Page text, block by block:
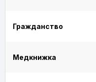
Гражданство
Медкнижка